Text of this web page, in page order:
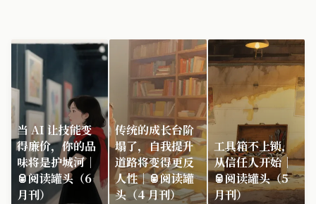
当 AI 让技能变
得廉价，你的品
味将是护城河｜
🥫阅读罐头（6
月刊）
传统的成长台阶
塌了，自我提升
道路将变得更反
人性｜🥫阅读罐
头（4 月刊）
工具箱不上锁，
从信任人开始｜
🥫阅读罐头（5
月刊）